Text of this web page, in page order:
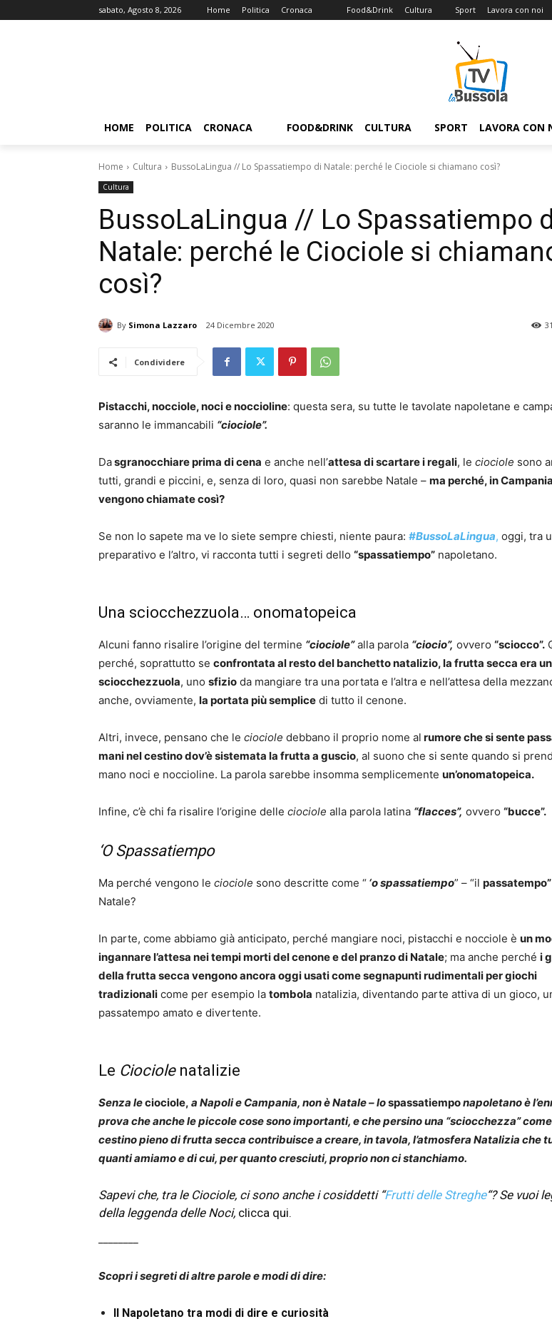
sabato, Agosto 8, 2026 Home Politica Cronaca Food&Drink Cultura Sport Lavora con noi
HOME POLITICA CRONACA FOOD&DRINK CULTURA SPORT LAVORA CON
Home Cultura BussoLaLingua // Lo Spassatiempo di Natale: perché le Ciociole si chiamano così?
Cultura
BussoLaLingua // Lo Spassatiempo
Natale: perché le Ciociole si
così?
By Simona Lazzaro 24 Dicembre 2020
Condividere
Pistacchi, nocciole, noci e noccioline: questa sera, su tutte le tavolate napoletane e
saranno le immancabili “ciociole”.
Dasgranocchiare prima di cena e anche nell’attesa di scartare i regali, le ciociole sono
tutti, grandi e piccini, e, senza di loro, quasi non sarebbe Natale – ma perché, in
vengono chiamate così?
Se non lo sapete ma ve lo siete sempre chiesti, niente paura: #BussoLaLingua, oggi, tra
preparativo e l’altro, vi racconta tutti i segreti dello “spassatiempo” napoletano.
Una sciocchezzuola… onomatopeica
Alcuni fanno risalire l’origine del termine “ciociole”alla parola “ciocio”, ovvero “sciocco”.
perché, soprattutto se confrontata al resto del banchetto natalizio, la frutta secca era
sciocchezzuola, uno sfizio da mangiare tra una portata e l’altra e nell’attesa della
anche, ovviamente, la portata più semplice di tutto il cenone.
Altri, invece, pensano che le ciociole debbano il proprio nome al rumore che si sente
mani nel cestino dov’è sistemata la frutta a guscio, al suono che si sente quando si
mano noci e noccioline. La parola sarebbe insomma semplicemente un’onomatopeica.
Infine, c’è chi fa risalire l’origine delle ciociole alla parola latina “flacces”, ovvero “bucce”.
‘O Spassatiempo
Ma perché vengono le ciociole sono descritte come “ ‘o spassatiempo” – “il passatempo”
Natale?
In parte, come abbiamo già anticipato, perché mangiare noci, pistacchi e nocciole è un
ingannare l’attesa nei tempi morti del cenone e del pranzo di Natale; ma anche perché i
della frutta secca vengono ancora oggi usati come segnapunti rudimentali per giochi
tradizionali come per esempio la tombola natalizia, diventando parte attiva di un gioco,
passatempo amato e divertente.
Le Ciociolenatalizie
Senza leciociole, a Napoli e Campania, non è Natale – lospassatiemponapoletano è
prova che anche le piccole cose sono importanti, e che persino una “sciocchezza”
cestino pieno di frutta secca contribuisce a creare, in tavola, l’atmosfera Natalizia che
quanti amiamo e di cui, per quanto cresciuti, proprio non ci stanchiamo.
Sapevi che, tra le Ciociole, ci sono anche i cosiddetti “Frutti delle Streghe“? Se vuoi
della leggenda delle Noci, clicca qui.
Scopri i segreti di altre parole e modi di dire:
Il Napoletano tra modi di dire e curiosità